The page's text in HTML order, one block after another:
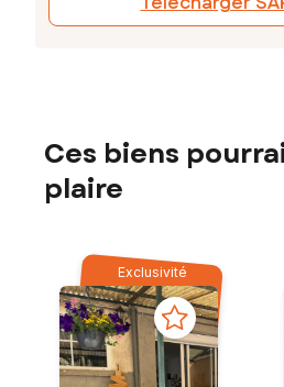
Ces biens
plaire
Exclusivité